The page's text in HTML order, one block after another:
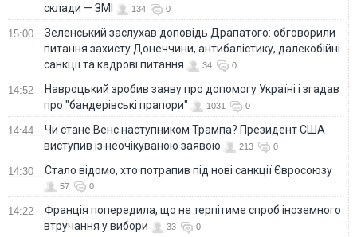
склади — ЗМІ
134 0
15:00
Зеленський заслухав доповідь Драпатого: обговорили
питання захисту Донеччини, антибалістику, далекобійні
санкції та кадрові питання
34 0
14:52
Навроцький зробив заяву про допомогу Україні і згадав
про "бандерівські прапори"
1031 0
14:44
Чи стане Венс наступником Трампа? Президент США
виступив із неочікуваною заявою
213 0
14:30 Стало відомо, хто потрапив під нові санкції Євросоюзу
57 0
14:22
Франція попередила, що не терпітиме спроб іноземного
втручання у вибори
33 0